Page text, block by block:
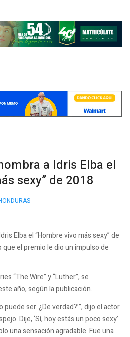
a Idris Elba el
sexy” de 2018
Elba el “Hombre vivo más sexy” de
el premio le dio un impulso de
“The Wire” y “Luther”, se
año, según la publicación.
puede ser. ¿De verdad?’”, dijo el actor
Dije, ‘Sí, hoy estás un poco sexy’.
una sensación agradable. Fue una